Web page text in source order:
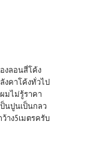
งลอนสี่โค้ง
งคาโค้งทั่วไป
มไม่รู้ราคา
นปูนเป็นกลว
าง5เมตรครับ